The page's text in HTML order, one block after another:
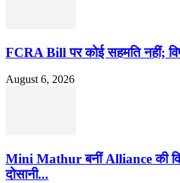
FCRA Bill पर कोई सहमति नहीं;
August 6, 2026
Mini Mathur बनीं Alliance की
दोसानी...